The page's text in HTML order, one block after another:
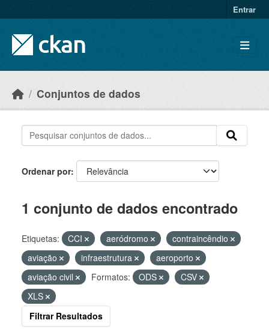
Entrar
Conjuntos de dados
Ordenar por
1 conjunto de dados encontrado
Etiquetas: CCI aeródromo
contraincêndio
aviação
infraestrutura
aeroporto
aviação civil
Formatos: ODS
CSV
XLS
Filtrar Resultados